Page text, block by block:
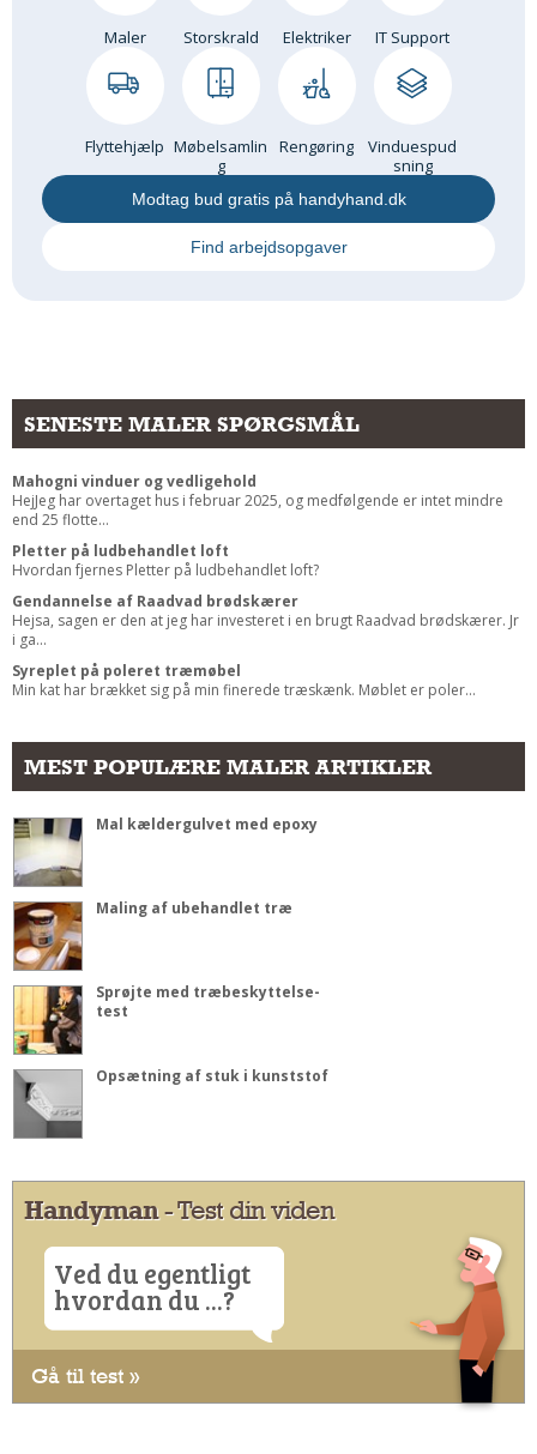
Maler Storskrald Elektriker IT Support
Flyttehjælp Møbelsamlin
g
Rengøring
Vinduespud
sning
Modtag bud gratis på handyhand.dk
Find arbejdsopgaver
SENESTE MALER SPØRGSMÅL
Mahogni vinduer og vedligehold
HejJeg har overtaget hus i februar 2025, og medfølgende er intet mindre
end 25 flotte...
Pletter på ludbehandlet loft
Hvordan fjernes Pletter på ludbehandlet loft?
Gendannelse af Raadvad brødskærer
Hejsa, sagen er den at jeg har investeret i en brugt Raadvad brødskærer. Jr
i ga...
Syreplet på poleret træmøbel
Min kat har brækket sig på min finerede træskænk. Møblet er poler...
MEST POPULÆRE MALER ARTIKLER
Mal kældergulvet med epoxy
Maling af ubehandlet træ
Sprøjte med træbeskyttelse-
test
Opsætning af stuk i kunststof
Handyman- Test din viden
Ved du egentligt
hvordan du ...?
Gå til test »